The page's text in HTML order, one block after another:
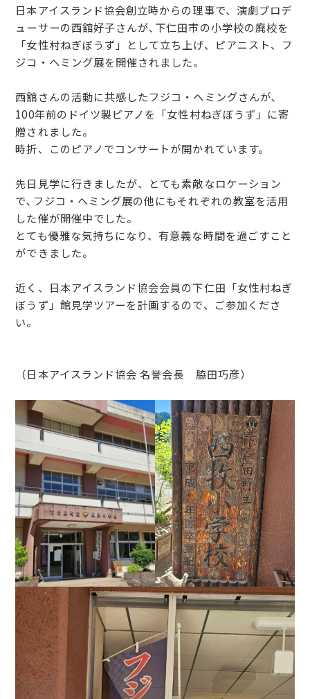
日本アイスランド協会創立時からの理事で、演劇プロデ
ューサーの西舘好子さんが､下仁田市の小学校の廃校を
「女性村ねぎぼうず」として立ち上げ、ピアニスト、フ
ジコ・ヘミング展を開催されました。
西舘さんの活動に共感したフジコ・ヘミングさんが､
100年前のドイツ製ピアノを「女性村ねぎぼうず」に寄
贈されました。
時折、このピアノでコンサートが開かれています。
先日見学に行きましたが、とても素敵なロケーション
で､フジコ・ヘミング展の他にもそれぞれの教室を活用
した催が開催中でした。
とても優雅な気持ちになり、有意義な時間を過ごすこと
ができました。
近く、日本アイスランド協会会員の下仁田「女性村ねぎ
ぼうず」館見学ツアーを計画するので、ご参加くださ
い。
（日本アイスランド協会 名誉会長 脇田巧彦）